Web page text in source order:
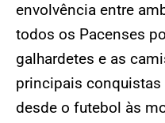
envolvência entre
todos os Pacenses
galhardetes e as
principais
desde o futebol às